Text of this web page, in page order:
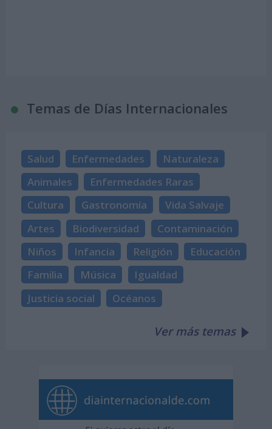
Temas de Días Internacionales
Salud Enfermedades
Naturaleza
Animales
Enfermedades Raras
Cultura
Gastronomía
Vida Salvaje
Artes
Biodiversidad
Contaminación
Niños
Infancia Religión
Educación
Familia
Música
Igualdad
Justicia social
Océanos
Ver más temas